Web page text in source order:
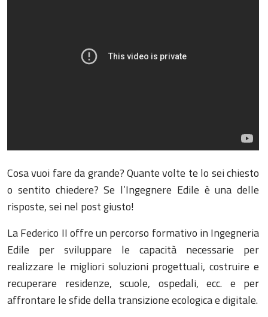
Cosa vuoi fare da grande? Quante volte te lo sei chiesto
o sentito chiedere? Se l’Ingegnere Edile è una delle
risposte, sei nel post giusto!
La Federico II offre un percorso formativo in Ingegneria
Edile per sviluppare le capacità necessarie per
realizzare le migliori soluzioni progettuali, costruire e
recuperare residenze, scuole, ospedali, ecc. e per
affrontare le sfide della transizione ecologica e digitale.